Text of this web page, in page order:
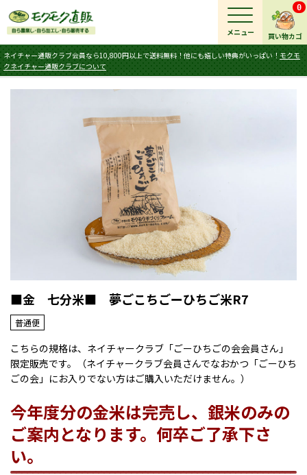
買い物カゴ
0
ネイチャー通販クラブ会員なら10,800円以上で送料無料！他にも嬉しい特典がいっぱい！ モクモ
クネイチャー通販クラブについて
メニュー
■金 七分米■ 夢ごこちごーひちご米R7
普通便
こちらの規格は、ネイチャークラブ「ごーひちごの会会員さん」
限定販売です。（ネイチャークラブ会員さんでなおかつ「ごーひち
ごの会」にお入りでない方はご購入いただけません。）
今年度分の金米は完売し、銀米のみの
ご案内となります。何卒ご了承下さ
い。